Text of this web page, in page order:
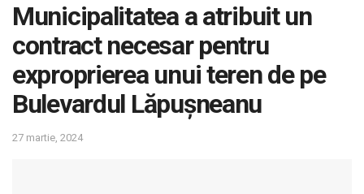
Municipalitatea a atribuit un
contract necesar pentru
exproprierea unui teren de pe
Bulevardul Lăpușneanu
27 martie, 2024